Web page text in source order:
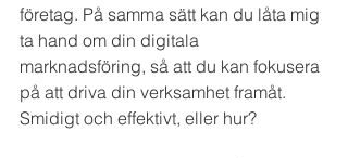
företag. På samma sätt kan du låta mig
ta hand om din digitala
marknadsföring, så att du kan fokusera
på att driva din verksamhet framåt.
Smidigt och effektivt, eller hur?